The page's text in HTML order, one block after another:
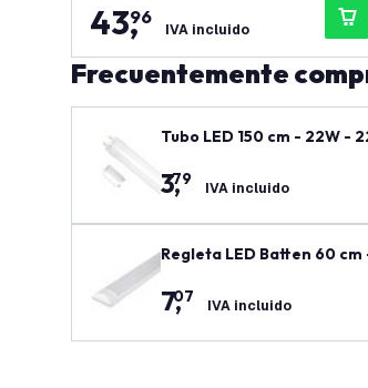
43,
96
IVA incluido
Frecuentemente
Tubo LED 150 cm - 22W -
3,
79 IVA incluido
Regleta LED Batten 60
7,
07 IVA incluido